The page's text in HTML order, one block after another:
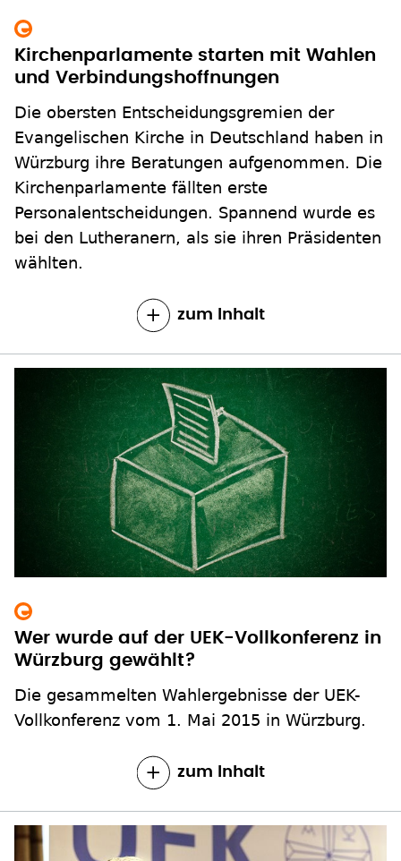
Kirchenparlamente starten mit Wahlen
und Verbindungshoffnungen
Die obersten Entscheidungsgremien der
Evangelischen Kirche in Deutschland haben in
Würzburg ihre Beratungen aufgenommen. Die
Kirchenparlamente fällten erste
Personalentscheidungen. Spannend wurde es
bei den Lutheranern, als sie ihren Präsidenten
wählten.
zum Inhalt
Wer wurde auf der UEK-Vollkonferenz in
Würzburg gewählt?
Die gesammelten Wahlergebnisse der UEK-
Vollkonferenz vom 1. Mai 2015 in Würzburg.
zum Inhalt